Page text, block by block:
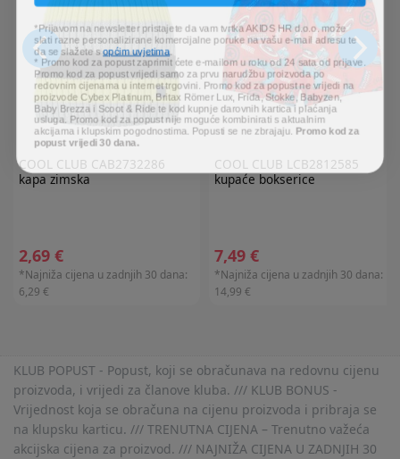
COOL CLUB CAB2732286
kapa zimska
2,69 €
*Najniža cijena u zadnjih 30 dana:
6,29 €
COOL CLUB LCB2812585
kupaće bokserice
7,49 €
*Najniža cijena u zadnjih 30 dana:
14,99 €
KLUB POPUST - Popust, koji se obračunava na redovnu cijenu
proizvoda, i vrijedi za članove kluba. /// KLUB BONUS -
Vrijednost koja se obračuna na cijenu proizvoda i pribraja se
na klupsku karticu. /// TRENUTNA CIJENA – Trenutno važeća
akcijska cijena za proizvod. /// NAJNIŽA CIJENA U ZADNJIH 30
*Prijavom na newsletter pristajete da vam tvrtka AKIDS HR d.o.o. može
slati razne personalizirane komercijalne poruke na vašu e-mail adresu te
da se slažete sopćim uvjetima.
* Promo kod za popust zaprimit ćete e-mailom u roku od 24 sata od prijave.
Promo kod za popust vrijedi samo za prvu narudžbu proizvoda po
redovnim cijenama u internet trgovini. Promo kod za popust ne vrijedi na
proizvode Cybex Platinum, Britax Römer Lux, Frida, Stokke, Babyzen,
Baby Brezza i Scoot & Ride te kod kupnje darovnih kartica i plaćanja
usluga. Promo kod za popust nije moguće kombinirati s aktualnim
akcijama i klupskim pogodnostima. Popusti se ne zbrajaju.Promo kod za
popust vrijedi 30 dana.